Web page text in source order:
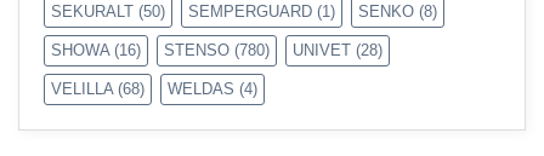
SEKURALT (50) SEMPERGUARD (1) SENKO (8)
SHOWA (16) STENSO (780) UNIVET (28)
VELILLA (68) WELDAS (4)